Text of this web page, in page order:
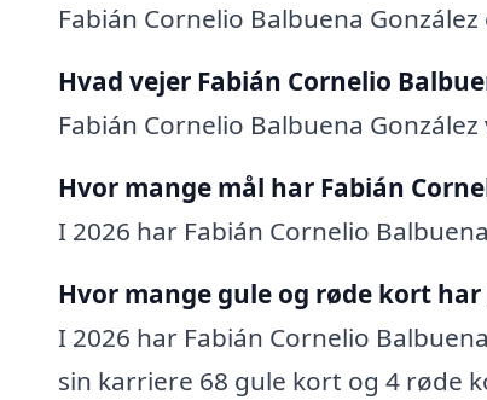
Fabián Cornelio Balbuena González
Hvad vejer Fabián Cornelio
Fabián Cornelio Balbuena González
Hvor mange mål har Fabián
I 2026 har Fabián Cornelio
Hvor mange gule og røde kort
I 2026 har Fabián Cornelio
sin karriere 68 gule kort og 4 røde